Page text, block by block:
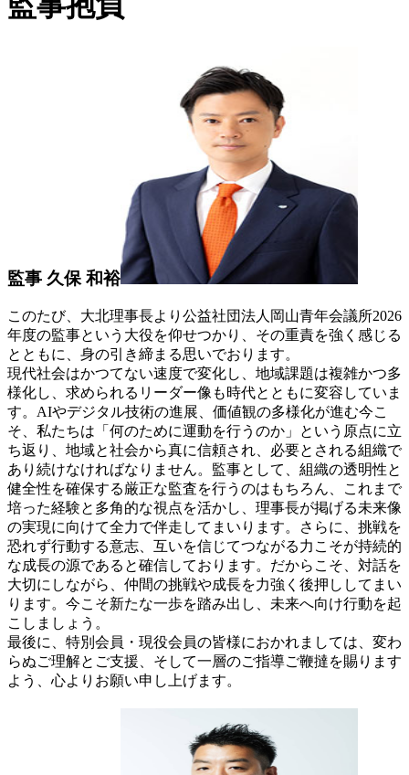
監事 久保 和裕
このたび、大北理事長より公益社団法人岡山青年会議所2026
年度の監事という大役を仰せつかり、その重責を強く感じる
とともに、身の引き締まる思いでおります。
現代社会はかつてない速度で変化し、地域課題は複雑かつ多
様化し、求められるリーダー像も時代とともに変容していま
す。AIやデジタル技術の進展、価値観の多様化が進む今こ
そ、私たちは「何のために運動を行うのか」という原点に立
ち返り、地域と社会から真に信頼され、必要とされる組織で
あり続けなければなりません。監事として、組織の透明性と
健全性を確保する厳正な監査を行うのはもちろん、これまで
培った経験と多角的な視点を活かし、理事長が掲げる未来像
の実現に向けて全力で伴走してまいります。さらに、挑戦を
恐れず行動する意志、互いを信じてつながる力こそが持続的
な成長の源であると確信しております。だからこそ、対話を
大切にしながら、仲間の挑戦や成長を力強く後押ししてまい
ります。今こそ新たな一歩を踏み出し、未来へ向け行動を起
こしましょう。
最後に、特別会員・現役会員の皆様におかれましては、変わ
らぬご理解とご支援、そして一層のご指導ご鞭撻を賜ります
よう、心よりお願い申し上げます。